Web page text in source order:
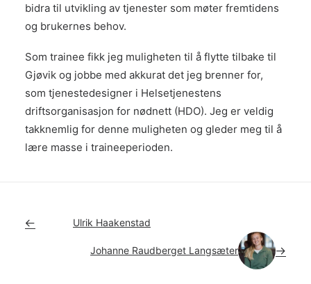
bidra til utvikling av tjenester som møter fremtidens
og brukernes behov.
Som trainee fikk jeg muligheten til å flytte tilbake til
Gjøvik og jobbe med akkurat det jeg brenner for,
som tjenestedesigner i Helsetjenestens
driftsorganisasjon for nødnett (HDO). Jeg er veldig
takknemlig for denne muligheten og gleder meg til å
lære masse i traineeperioden.
Ulrik Haakenstad
Johanne Raudberget Langsæter